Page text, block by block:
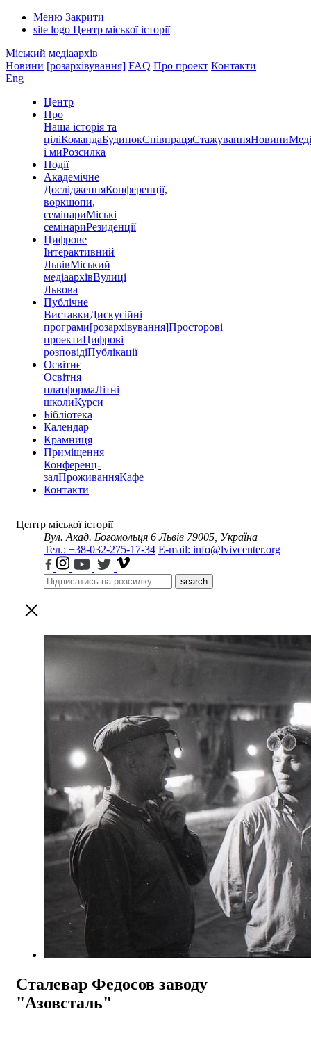
Меню Закрити
site logo Центр міської історії
Міський медіаархів
Новини [розархівування] FAQ Про проект Контакти
Eng
Центр
Про
Наша історія та
ціліКомандаБудинокСпівпрацяСтажуванняНовини
і миРозсилка
Події
Академічне
ДослідженняКонференції,
воркшопи,
семінариМіські
семінариРезиденції
Цифрове
Інтерактивний
ЛьвівМіський
медіаархівВулиці
Львова
Публічне
ВиставкиДискусійні
програми[розархівування]Просторові
проектиЦифрові
розповідіПублікації
Освітнє
Освітня
платформаЛітні
школиКурси
Бібліотека
Календар
Крамниця
Приміщення
Конференц-
залПроживанняКафе
Контакти
Центр міської історії
Вул. Акад. Богомольця 6 Львів 79005, Україна
Тел.: +38-032-275-17-34 E-mail: info@lvivcenter.org
search
Сталевар Федосов заводу
"Азовсталь"